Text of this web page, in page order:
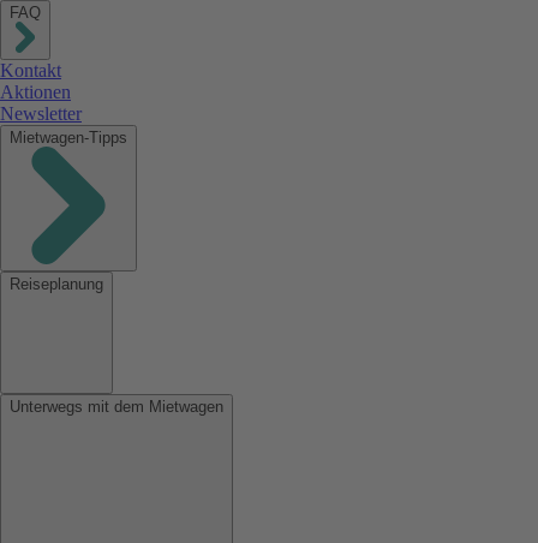
FAQ
Kontakt
Aktionen
Newsletter
Mietwagen-Tipps
Reiseplanung
Unterwegs mit dem Mietwagen